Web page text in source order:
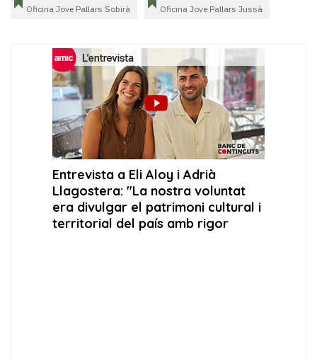
Oficina Jove Pallars Sobirà Oficina Jove Pallars Jussà